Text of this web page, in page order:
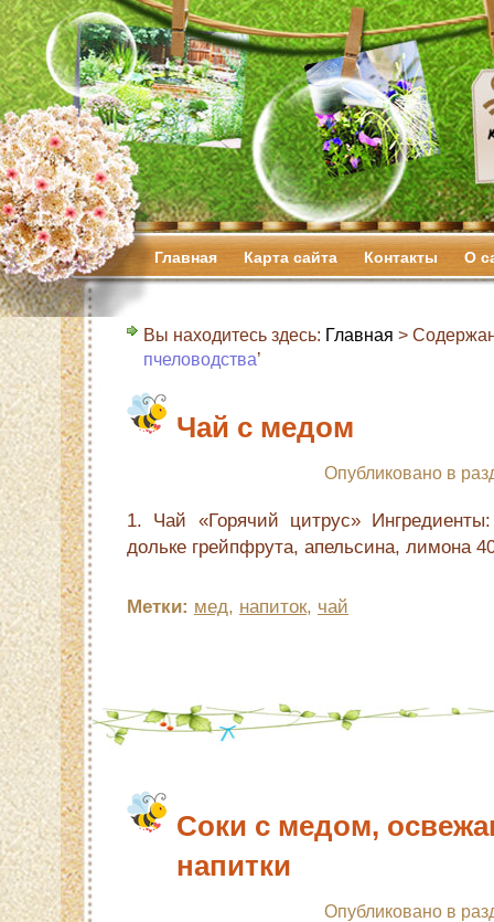
Главная Карта сайта Контакты О
Вы находитесь здесь: Главная >
пчеловодства’
Чай с медом
Опубликовано в
1. Чай «Горячий цитрус»
дольке грейпфрута, апельсина, лимона
Метки: мед, напиток, чай
Соки с медом,
напитки
Опубликовано в